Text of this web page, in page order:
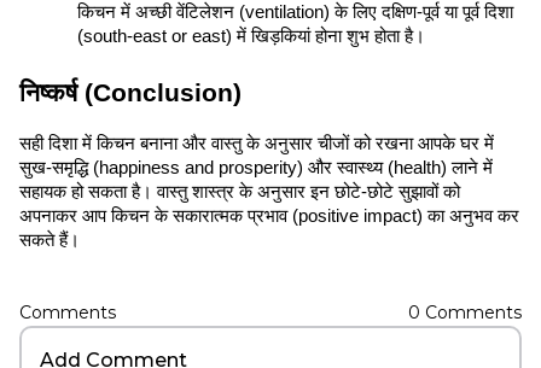
किचन में अच्छी वेंटिलेशन (ventilation) के लिए दक्षिण-पूर्व या पूर्व दिशा
(south-east or east) में खिड़कियां होना शुभ होता है।
निष्कर्ष (Conclusion)
सही दिशा में किचन बनाना और वास्तु के अनुसार चीजों को रखना आपके घर में
सुख-समृद्धि (happiness and prosperity) और स्वास्थ्य (health) लाने में
सहायक हो सकता है। वास्तु शास्त्र के अनुसार इन छोटे-छोटे सुझावों को
अपनाकर आप किचन के सकारात्मक प्रभाव (positive impact) का अनुभव कर
सकते हैं।
Comments 0 Comments
Add Comment